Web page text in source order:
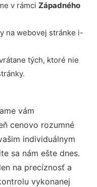
v rámci Západného
na webovej stránke i-
tých, ktoré nie
vám
cenovo rozumné
individuálnym
sa nám ešte dnes.
na precíznosť a
vykonanej